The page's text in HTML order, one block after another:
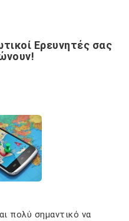
Ερευνητές σας
πολύ σημαντικό να